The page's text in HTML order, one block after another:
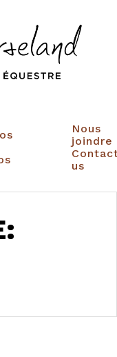
Nous
joindre
us